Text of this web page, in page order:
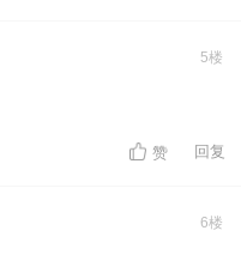
5楼
赞 回复
6楼